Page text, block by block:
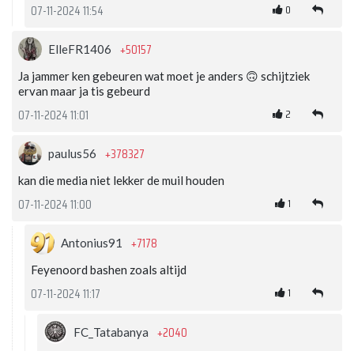
07-11-2024 11:54 0
ElleFR1406 +50157
Ja jammer ken gebeuren wat moet je anders 🙃 schijtziek
ervan maar ja tis gebeurd
07-11-2024 11:01 2
paulus56 +378327
kan die media niet lekker de muil houden
07-11-2024 11:00 1
Antonius91 +7178
Feyenoord bashen zoals altijd
07-11-2024 11:17 1
FC_Tatabanya +2040